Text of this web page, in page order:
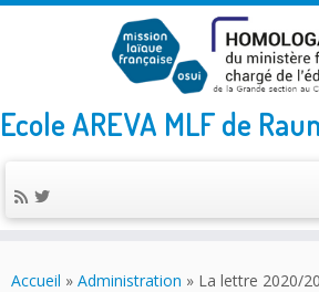
to
Ecole AREVA MLF de
Accueil » Administration » La lettre 2020/